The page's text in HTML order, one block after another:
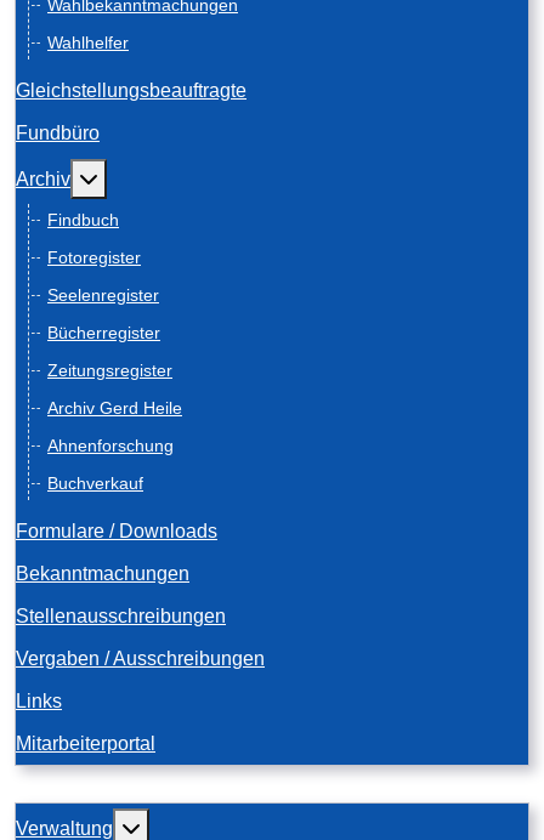
Wahlbekanntmachungen
Wahlhelfer
Gleichstellungsbeauftragte
Fundbüro
Archiv Weitere Informationen: Archiv
Findbuch
Fotoregister
Seelenregister
Bücherregister
Zeitungsregister
Archiv Gerd Heile
Ahnenforschung
Buchverkauf
Formulare / Downloads
Bekanntmachungen
Stellenausschreibungen
Vergaben / Ausschreibungen
Links
Mitarbeiterportal
Verwaltung Weitere Informationen: Verwaltung